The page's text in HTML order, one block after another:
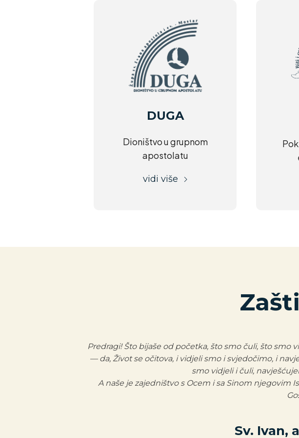
DUGA
Dioništvo u grupnom
apostolatu
vidi više
Predragi! Što bijaše od početka, što smo čuli, što smo
— da, Život se očitova, i vidjeli smo i svjedočimo, i
smo vidjeli i čuli,
A naše je zajedništvo s Ocem i sa Sinom njegovim
Sv. Ivan,